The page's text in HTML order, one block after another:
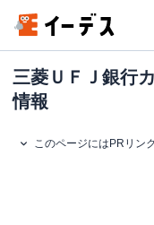
三菱ＵＦＪ銀行
情報
このページにはPRリン